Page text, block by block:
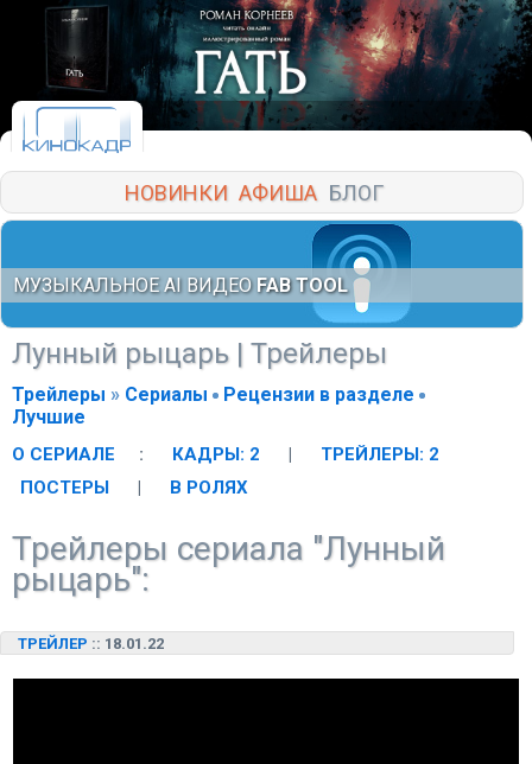
НОВИНКИ АФИША БЛОГ
МУЗЫКАЛЬНОЕ AI ВИДЕО FAB TOOL
Лунный рыцарь | Трейлеры
Трейлеры » Сериалы
Рецензии в разделе
Лучшие
О СЕРИАЛЕ : КАДРЫ: 2 |
ТРЕЙЛЕРЫ: 2
ПОСТЕРЫ
| В РОЛЯХ
Трейлеры сериала "Лунный
рыцарь":
ТРЕЙЛЕР :: 18.01.22